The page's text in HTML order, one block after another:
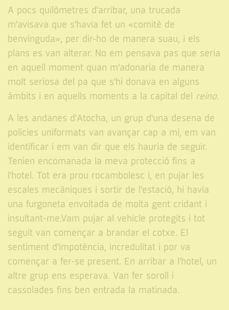
A pocs quilòmetres d'arribar, una trucada
m'avisava que s'havia fet un «comitè de
benvinguda», per dir-ho de manera suau, i els
plans es van alterar. No em pensava pas que seria
en aquell moment quan m'adonaria de manera
molt seriosa del pa que s'hi donava en alguns
àmbits i en aquells moments a la capital del reino.
A les andanes d'Atocha, un grup d'una desena de
policies uniformats van avançar cap a mi, em van
identificar i em van dir que els hauria de seguir.
Tenien encomanada la meva protecció fins a
l'hotel. Tot era prou rocambolesc i, en pujar les
escales mecàniques i sortir de l'estació, hi havia
una furgoneta envoltada de molta gent cridant i
insultant-me.Vam pujar al vehicle protegits i tot
seguit van començar a brandar el cotxe. El
sentiment d'impotència, incredulitat i por va
començar a fer-se present. En arribar a l'hotel, un
altre grup ens esperava. Van fer soroll i
cassolades fins ben entrada la matinada.